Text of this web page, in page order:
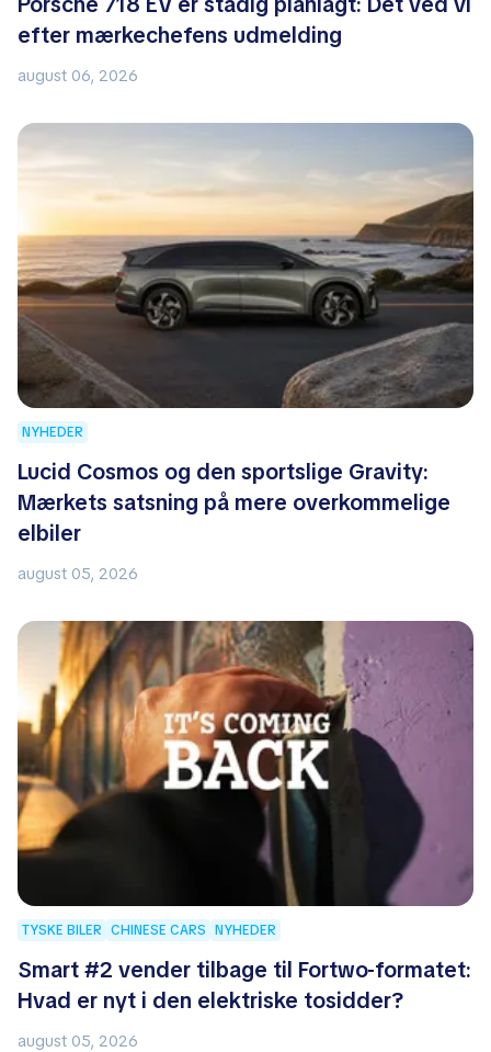
efter mærkechefens udmelding
august 06, 2026
NYHEDER
Lucid Cosmos og den sportslige Gravity:
Mærkets satsning på mere overkommelige
elbiler
august 05, 2026
TYSKE BILER CHINESE CARS NYHEDER
Smart #2 vender tilbage til Fortwo-formatet:
Hvad er nyt i den elektriske tosidder?
august 05, 2026